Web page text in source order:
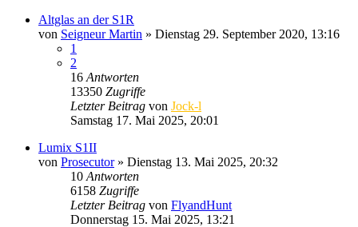
Altglas an der S1R
von Seigneur Martin » Dienstag 29. September 2020, 13:16
1
2
16 Antworten
13350 Zugriffe
Letzter Beitrag von Jock-l
Samstag 17. Mai 2025, 20:01
Lumix S1II
von Prosecutor» Dienstag 13. Mai 2025, 20:32
10 Antworten
6158 Zugriffe
Letzter Beitrag von FlyandHunt
Donnerstag 15. Mai 2025, 13:21